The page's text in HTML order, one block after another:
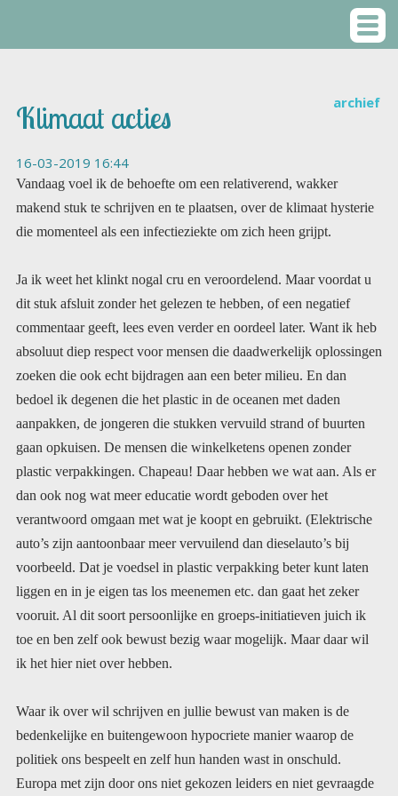
archief
Klimaat acties
16-03-2019 16:44
Vandaag voel ik de behoefte om een relativerend, wakker
makend stuk te schrijven en te plaatsen, over de klimaat hysterie
die momenteel als een infectieziekte om zich heen grijpt.
Ja ik weet het klinkt nogal cru en veroordelend. Maar voordat u
dit stuk afsluit zonder het gelezen te hebben, of een negatief
commentaar geeft, lees even verder en oordeel later. Want ik heb
absoluut diep respect voor mensen die daadwerkelijk oplossingen
zoeken die ook echt bijdragen aan een beter milieu. En dan
bedoel ik degenen die het plastic in de oceanen met daden
aanpakken, de jongeren die stukken vervuild strand of buurten
gaan opkuisen. De mensen die winkelketens openen zonder
plastic verpakkingen. Chapeau! Daar hebben we wat aan. Als er
dan ook nog wat meer educatie wordt geboden over het
verantwoord omgaan met wat je koopt en gebruikt. (Elektrische
auto’s zijn aantoonbaar meer vervuilend dan dieselauto’s bij
voorbeeld. Dat je voedsel in plastic verpakking beter kunt laten
liggen en in je eigen tas los meenemen etc. dan gaat het zeker
vooruit. Al dit soort persoonlijke en groeps-initiatieven juich ik
toe en ben zelf ook bewust bezig waar mogelijk. Maar daar wil
ik het hier niet over hebben.
Waar ik over wil schrijven en jullie bewust van maken is de
bedenkelijke en buitengewoon hypocriete manier waarop de
politiek ons bespeelt en zelf hun handen wast in onschuld.
Europa met zijn door ons niet gekozen leiders en niet gevraagde
regels, zou heel veel kunnen betekenen op een heel ander niveau
dan wij voor het milieu. Zij zouden met enkele nieuwe wetten
alles kunnen keren. Waarom doen ze dat niet? Ik zal u drie
waargebeurde voorbeelden geven waarin zij iets groots hadden
kunnen doen, voor de aarde de natuur en de mensheid, iets wat